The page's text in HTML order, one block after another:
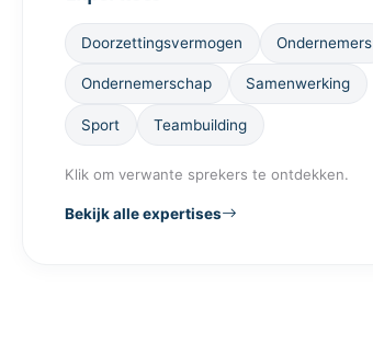
Doorzettingsvermogen Ondernemers
Ondernemerschap Samenwerking
Sport Teambuilding
Klik om verwante sprekers te ontdekken.
Bekijk alle expertises